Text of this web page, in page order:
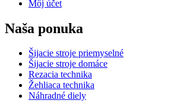
Môj účet
Naša ponuka
Šijacie stroje priemyselné
Šijacie stroje domáce
Rezacia technika
Žehliaca technika
Náhradné diely